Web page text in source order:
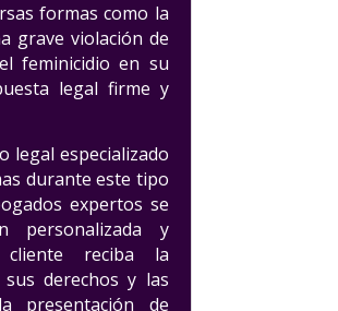
formas como la
grave violación de
feminicidio en su
legal firme y
legal especializado
durante este tipo
expertos se
personalizada y
cliente reciba la
derechos y las
presentación de